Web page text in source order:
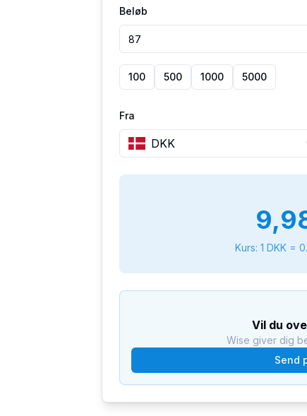
Beløb
100 500 1000 5000
Fra
DKK
Kurs: 1 DKK=
Vil du
Wise giver dig
Send